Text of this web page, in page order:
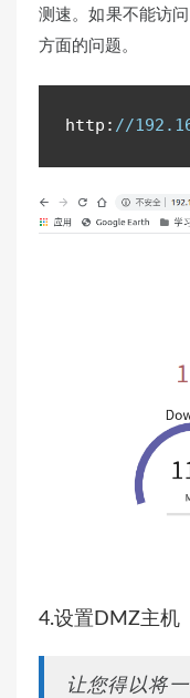
测速。如果不能访
方面的问题。
http : //
4.设置DMZ主机
让您得以将